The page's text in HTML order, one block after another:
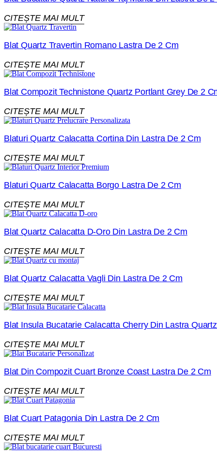
CITEȘTE MAI MULT
Blat Quartz Travertin Romano Lastra De 2 Cm
CITEȘTE MAI MULT
Blat Compozit Technistone Quartz Portlant Grey De 2
CITEȘTE MAI MULT
Blaturi Quartz Calacatta Cortina Din Lastra De 2 Cm
CITEȘTE MAI MULT
Blaturi Quartz Calacatta Borgo Lastra De 2 Cm
CITEȘTE MAI MULT
Blat Quartz Calacatta D-Oro Din Lastra De 2 Cm
CITEȘTE MAI MULT
Blat Quartz Calacatta Vagli Din Lastra De 2 Cm
CITEȘTE MAI MULT
Blat Insula Bucatarie Calacatta Cherry Din Lastra
CITEȘTE MAI MULT
Blat Din Compozit Cuart Bronze Coast Lastra De 2 Cm
CITEȘTE MAI MULT
Blat Cuart Patagonia Din Lastra De 2 Cm
CITEȘTE MAI MULT